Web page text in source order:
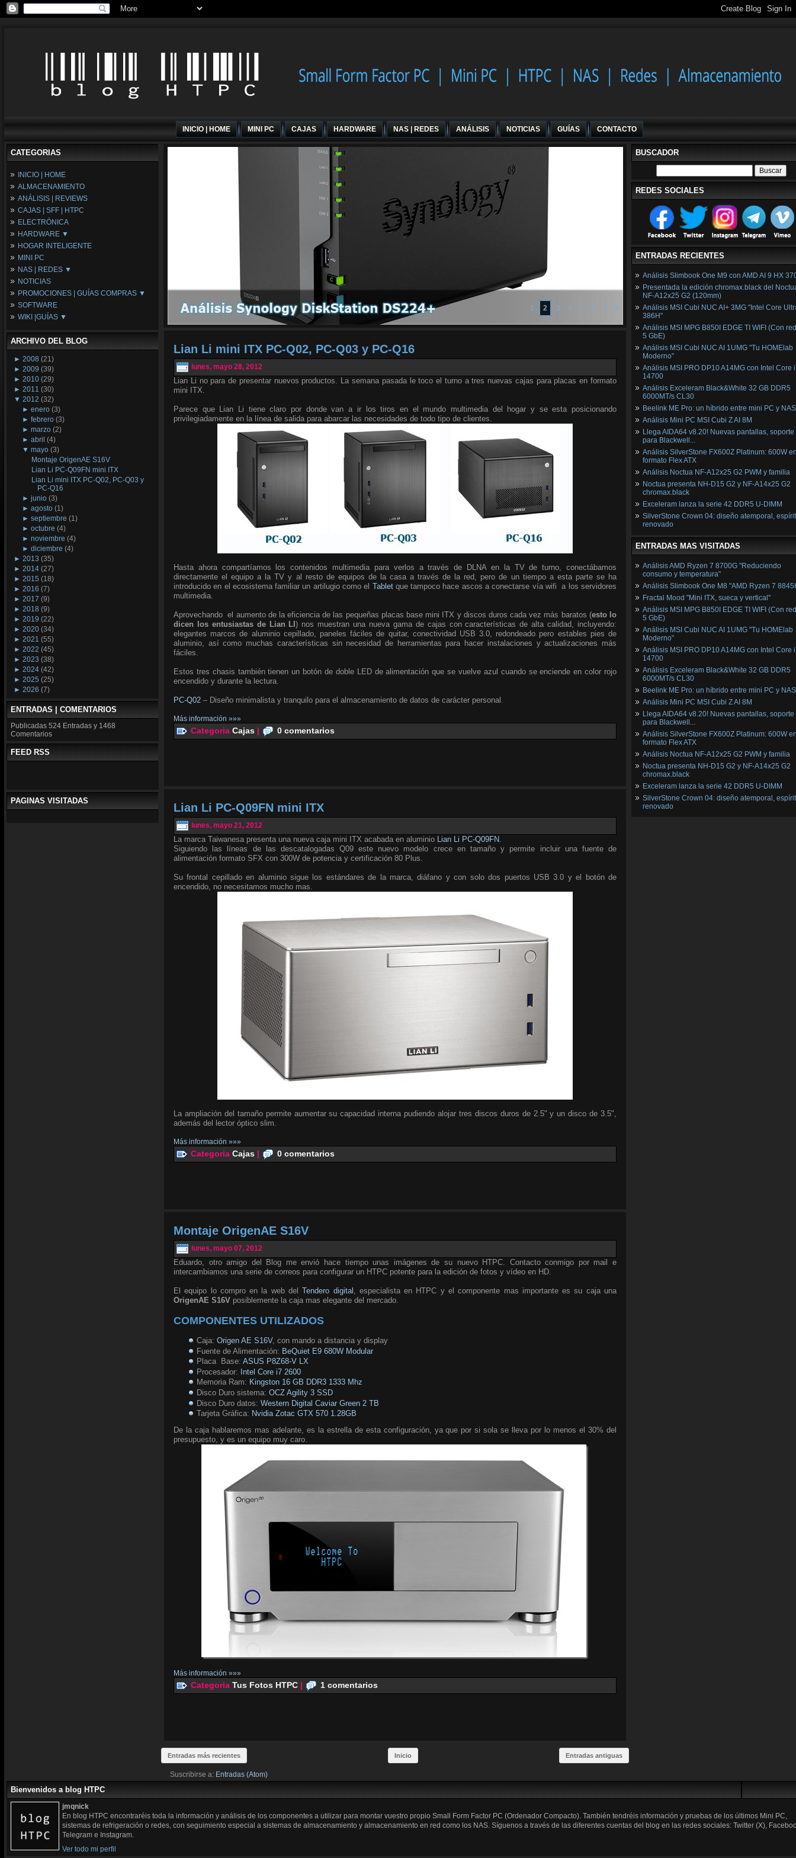
INICIO | HOME MINI PC CAJAS HARDWARE NAS | REDES ANÁLISIS NOTICIAS GUÍAS CONTACTO
CATEGORIAS
INICIO | HOME
ALMACENAMIENTO
ANÁLISIS | REVIEWS
CAJAS | SFF | HTPC
ELECTRÓNICA
HARDWARE ▼
Fuentes de Alimentación
Memória RAM
Placas Base
Procesadores
Periféricos
Refrigeración
Tarjetas Gráficas
HOGAR INTELIGENTE
MINI PC
NAS | REDES ▼
NAS
Espacio Synology
Redes
NOTICIAS
PROMOCIONES | GUÍAS COMPRAS ▼
Configuraciones Ordenadores
Guías de Compras
SOFTWARE
WIKI |GUÍAS ▼
Wikipedia
ARCHIVO DEL BLOG
► 2008 (21)
► 2009 (39)
► 2010 (29)
► 2011 (30)
▼ 2012 (32)
►enero (3)
►febrero (3)
►marzo (2)
►abril (4)
▼mayo (3)
Montaje OrigenAE S16V
Lian Li PC-Q09FN mini ITX
Lian Li mini ITX PC-Q02, PC-Q03 y
PC-Q16
►junio (3)
►agosto (1)
►septiembre (1)
►octubre (4)
►noviembre (4)
►diciembre (4)
► 2013 (35)
► 2014 (27)
► 2015 (18)
► 2016 (7)
► 2017 (9)
► 2018 (9)
► 2019 (22)
► 2020 (34)
► 2021 (55)
► 2022 (45)
► 2023 (38)
► 2024 (42)
► 2025 (25)
► 2026 (7)
ENTRADAS | COMENTARIOS
Publicadas 524 Entradas y 1468
Comentarios
FEED RSS
PAGINAS VISITADAS
1 2 3 4 5 6 7 8
Lian Li mini ITX PC-Q02, PC-Q03 y PC-Q16
lunes, mayo 28, 2012
Lian Li no para de presentar nuevos productos. La semana pasada le toco el turno a tres nuevas cajas para placas en formato
mini ITX.
Parece que Lian Li tiene claro por donde van a ir los tiros en el mundo multimedia del hogar y se esta posicionando
privilegiadamente en la línea de salida para abarcar las necesidades de todo tipo de clientes.
Hasta ahora compartíamos los contenidos multimedia para verlos a través de DLNA en la TV de turno, conectábamos
directamente el equipo a la TV y al resto de equipos de la casa a través de la red, pero de un tiempo a esta parte se ha
introducido en el ecosistema familiar un artilugio como el Tabletque tampoco hace ascos a conectarse vía wifi a los servidores
multimedia.
Aprovechando el aumento de la eficiencia de las pequeñas placas base mini ITX y discos duros cada vez más baratos (esto lo
dicen los entusiastas de Lian LI) nos muestran una nueva gama de cajas con características de alta calidad, incluyendo:
elegantes marcos de aluminio cepillado, paneles fáciles de quitar, conectividad USB 3.0, redondeado pero estables pies de
aluminio, así como muchas características sin necesidad de herramientas para hacer instalaciones y actualizaciones más
fáciles.
Estos tres chasis también tienen un botón de doble LED de alimentación que se vuelve azul cuando se enciende en color rojo
encendido y durante la lectura.
PC-Q02 – Diseño minimalista y tranquilo para el almacenamiento de datos de carácter personal.
Más información »»»
Categoria Cajas | 0 comentarios
Lian Li PC-Q09FN mini ITX
lunes, mayo 21, 2012
La marca Taiwanesa presenta una nueva caja mini ITX acabada en aluminio Lian Li PC-Q09FN.
Siguiendo las líneas de las descatalogadas Q09 este nuevo modelo crece en tamaño y permite incluir una fuente de
alimentación formato SFX con 300W de potencia y certificación 80 Plus.
Su frontal cepillado en aluminio sigue los estándares de la marca, diáfano y con solo dos puertos USB 3.0 y el botón de
encendido, no necesitamos mucho mas.
La ampliación del tamaño permite aumentar su capacidad interna pudiendo alojar tres discos duros de 2.5" y un disco de 3.5",
además del lector óptico slim.
Más información »»»
Categoria Cajas | 0 comentarios
Montaje OrigenAE S16V
lunes, mayo 07, 2012
Eduardo, otro amigo del Blog me envió hace tiempo unas imágenes de su nuevo HTPC. Contacto conmigo por mail e
intercambiamos una serie de correos para configurar un HTPC potente para la edición de fotos y vídeo en HD.
El equipo lo compro en la web delTendero digital , especialista en HTPC y el componente mas importante es su caja una
OrigenAE S16V posiblemente la caja mas elegante del mercado.
COMPONENTES UTILIZADOS
Caja: Origen AE S16V, con mando a distancia y display
Fuente de Alimentación: BeQuiet E9 680W Modular
Placa Base: ASUS P8Z68-V LX
Procesador: Intel Core i7 2600
Memoria Ram: Kingston 16 GB DDR3 1333 Mhz
Disco Duro sistema: OCZ Agility 3 SSD
Disco Duro datos: Western Digital Caviar Green 2 TB
Tarjeta Gráfica: Nvidia Zotac GTX 570 1.28GB
De la caja hablaremos mas adelante, es la estrella de esta configuración, ya que por si sola se lleva por lo menos el 30% del
presupuesto, y es un equipo muy caro.
Más información »»»
Categoria Tus Fotos HTPC | 1 comentarios
Entradas más recientes Entradas antiguas
Inicio
Suscribirse a: Entradas (Atom)
BUSCADOR
REDES SOCIALES
ENTRADAS RECIENTES
Análisis Slimbook One M9 con AMD AI 9 HX
Presentada la edición chromax.black del
NF‑A12x25 G2 (120mm)
Análisis MSI Cubi NUC AI+ 3MG "Intel Core
386H"
Análisis MSI MPG B850I EDGE TI WIFI (Con
5 GbE)
Análisis MSI Cubi NUC AI 1UMG "Tu HOMElab
Moderno"
Análisis MSI PRO DP10 A14MG con Intel Core
14700
Análisis Exceleram Black&White 32 GB DDR5
6000MT/s CL30
Beelink ME Pro: un híbrido entre mini PC y NAS
Análisis Mini PC MSI Cubi Z AI 8M
Llega AIDA64 v8.20! Nuevas pantallas, soporte
para Blackwell...
Análisis SilverStone FX600Z Platinum: 600W
formato Flex ATX
Análisis Noctua NF-A12x25 G2 PWM y familia
Noctua presenta NH-D15 G2 y NF-A14x25 G2
chromax.black
Exceleram lanza la serie 42 DDR5 U-DIMM
SilverStone Crown 04: diseño atemporal,
renovado
ENTRADAS MAS VISITADAS
Análisis AMD Ryzen 7 8700G "Reduciendo
consumo y temperatura"
Análisis Slimbook One M8 "AMD Ryzen 7
Fractal Mood "Mini ITX, sueca y vertical"
Análisis MSI MPG B850I EDGE TI WIFI (Con
5 GbE)
Análisis MSI Cubi NUC AI 1UMG "Tu HOMElab
Moderno"
Análisis MSI PRO DP10 A14MG con Intel Core
14700
Análisis Exceleram Black&White 32 GB DDR5
6000MT/s CL30
Beelink ME Pro: un híbrido entre mini PC y NAS
Análisis Mini PC MSI Cubi Z AI 8M
Llega AIDA64 v8.20! Nuevas pantallas, soporte
para Blackwell...
Análisis SilverStone FX600Z Platinum: 600W
formato Flex ATX
Análisis Noctua NF-A12x25 G2 PWM y familia
Noctua presenta NH-D15 G2 y NF-A14x25 G2
chromax.black
Exceleram lanza la serie 42 DDR5 U-DIMM
SilverStone Crown 04: diseño atemporal,
renovado
Bienvenidos a blog HTPC
jmqnick
En blog HTPC encontraréis toda la información y análisis de los componentes a utilizar para montar vuestro propio Small Form Factor PC (Ordenador Compacto). También tendréis información y pruebas de los últimos Mini PC,
sistemas de refrigeración o redes, con seguimiento especial a sistemas de almacenamiento y almacenamiento en red como los NAS. Síguenos a través de las diferentes cuentas del blog en las redes sociales: Twitter (X),
Telegram e Instagram.
Ver todo mi perfil